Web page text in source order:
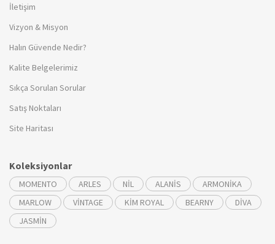
İletişim
Vizyon & Misyon
Halın Güvende Nedir?
Kalite Belgelerimiz
Sıkça Sorulan Sorular
Satış Noktaları
Site Haritası
Koleksiyonlar
MOMENTO ARLES NİL ALANİS
ARMONİKA
MARLOW
VİNTAGE KİM ROYAL BEARNY
DİVA
JASMİN